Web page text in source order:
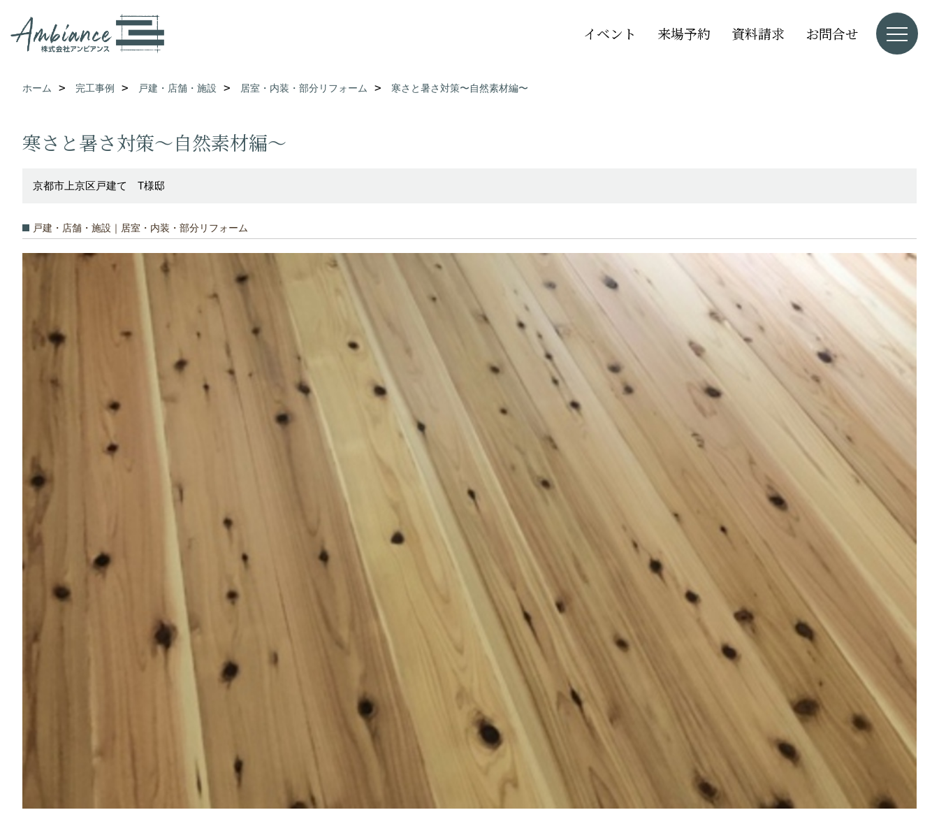
イベント 来場予約 資料請求 お問合せ
ホーム 完工事例 戸建・店舗・施設 居室・内装・部分リフォーム 寒さと暑さ対策〜自然素材編〜
寒さと暑さ対策〜自然素材編〜
京都市上京区戸建て T様邸
戸建・店舗・施設｜居室・内装・部分リフォーム